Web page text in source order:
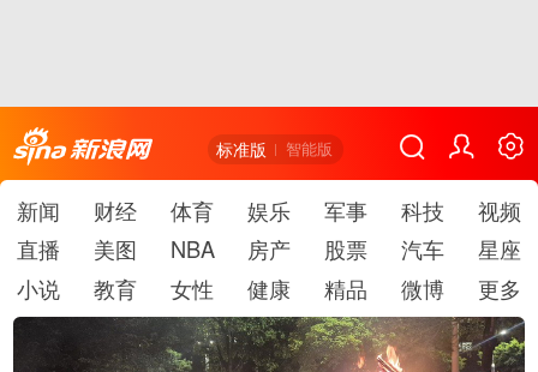
标准版 智能版
新闻 财经 体育 娱乐 军事 科技
视频
直播
美图 NBA 房产 股票 汽车
星座
小说
教育 女性 健康 精品 微博 更多